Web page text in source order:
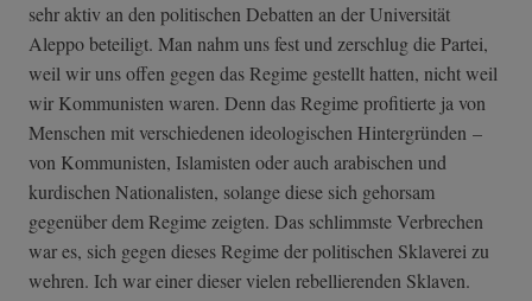
sehr aktiv an den politischen Debatten an der Universität
Aleppo beteiligt. Man nahm uns fest und zerschlug die Partei,
weil wir uns offen gegen das Regime gestellt hatten, nicht weil
wir Kommunisten waren. Denn das Regime profitierte ja von
Menschen mit verschiedenen ideologischen Hintergründen –
von Kommunisten, Islamisten oder auch arabischen und
kurdischen Nationalisten, solange diese sich gehorsam
gegenüber dem Regime zeigten. Das schlimmste Verbrechen
war es, sich gegen dieses Regime der politischen Sklaverei zu
wehren. Ich war einer dieser vielen rebellierenden Sklaven.